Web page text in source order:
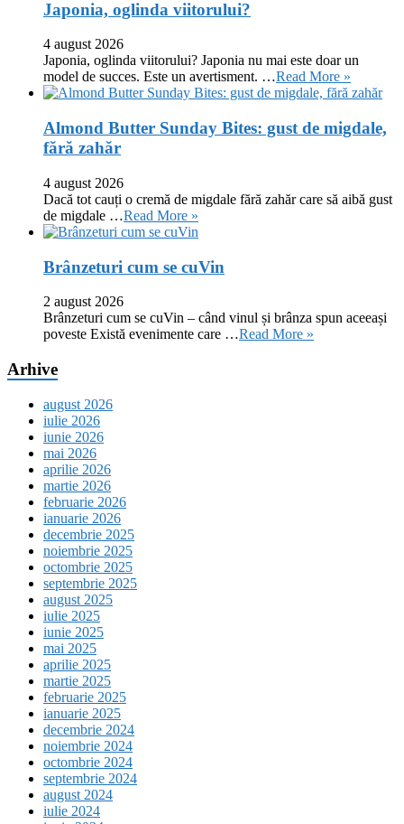
Japonia, oglinda viitorului?
4 august 2026
Japonia, oglinda viitorului? Japonia nu mai este doar un
model de succes. Este un avertisment. …Read More »
Almond Butter Sunday Bites: gust de migdale,
fără zahăr
4 august 2026
Dacă tot cauți o cremă de migdale fără zahăr care să aibă gust
de migdale …Read More »
Brânzeturi cum se cuVin
2 august 2026
Brânzeturi cum se cuVin – când vinul și brânza spun aceeași
poveste Există evenimente care …Read More »
Arhive
august 2026
iulie 2026
iunie 2026
mai 2026
aprilie 2026
martie 2026
februarie 2026
ianuarie 2026
decembrie 2025
noiembrie 2025
octombrie 2025
septembrie 2025
august 2025
iulie 2025
iunie 2025
mai 2025
aprilie 2025
martie 2025
februarie 2025
ianuarie 2025
decembrie 2024
noiembrie 2024
octombrie 2024
septembrie 2024
august 2024
iulie 2024